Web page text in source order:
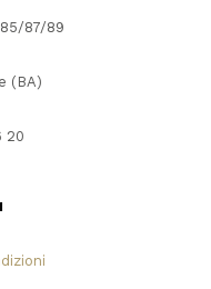
87/89
(BA)
20